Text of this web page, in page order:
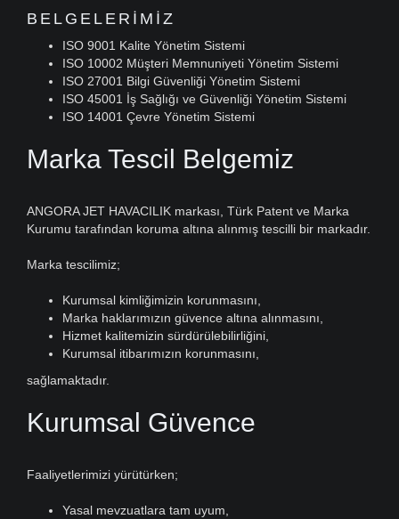
BELGELERIMIZ
ISO 9001 Kalite Yönetim Sistemi
ISO 10002 Müşteri Memnuniyeti Yönetim Sistemi
ISO 27001 Bilgi Güvenliği Yönetim Sistemi
ISO 45001 İş Sağlığı ve Güvenliği Yönetim Sistemi
ISO 14001 Çevre Yönetim Sistemi
Marka Tescil Belgemiz
ANGORA JET HAVACILIK markası, Türk Patent ve Marka
Kurumu tarafından koruma altına alınmış tescilli bir markadır.
Marka tescilimiz;
Kurumsal kimliğimizin korunmasını,
Marka haklarımızın güvence altına alınmasını,
Hizmet kalitemizin sürdürülebilirliğini,
Kurumsal itibarımızın korunmasını,
sağlamaktadır.
Kurumsal Güvence
Faaliyetlerimizi yürütürken;
Yasal mevzuatlara tam uyum,